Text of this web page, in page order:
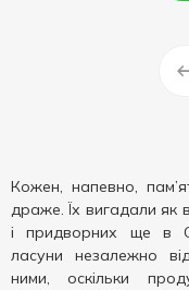
Кожен, напевно,
драже. Їх вигадали як
і придворних ще в
ласуни незалежно
ними, оскільки